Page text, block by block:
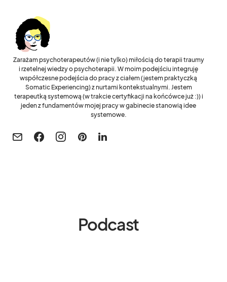
Zarażam psychoterapeutów (i nie tylko) miłością do terapii traumy
i rzetelnej wiedzy o psychoterapii. W moim podejściu integruję
współczesne podejścia do pracy z ciałem (jestem praktyczką
Somatic Experiencing) z nurtami kontekstualnymi. Jestem
terapeutką systemową (w trakcie certyfikacji na końcówce już :)) i
jeden z fundamentów mojej pracy w gabinecie stanowią idee
systemowe.
Podcast